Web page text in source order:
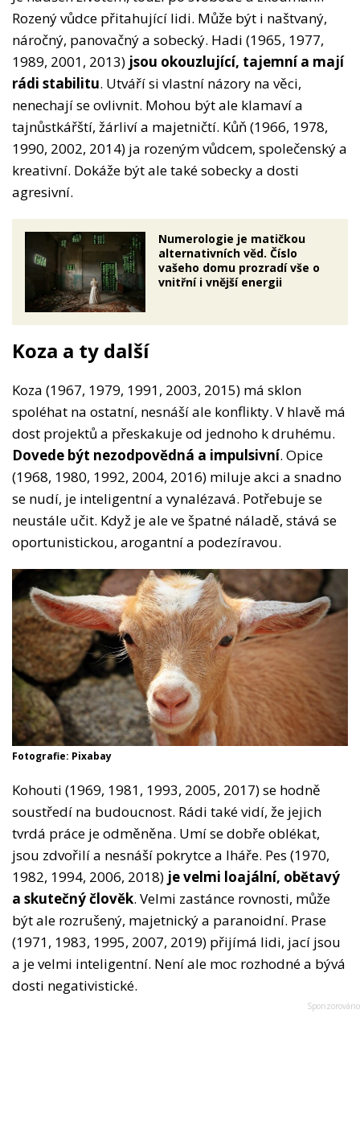
Rozený vůdce přitahující lidi. Může být i naštvaný,
náročný, panovačný a sobecký. Hadi (1965, 1977,
1989, 2001, 2013) jsou okouzlující, tajemní a mají
rádi stabilitu. Utváří si vlastní názory na věci,
nenechají se ovlivnit. Mohou být ale klamaví a
tajnůstkářští, žárliví a majetničtí. Kůň (1966, 1978,
1990, 2002, 2014) ja rozeným vůdcem, společenský a
kreativní. Dokáže být ale také sobecky a dosti
agresivní.
Numerologie je matičkou
alternativních věd. Číslo
vašeho domu prozradí vše o
vnitřní i vnější energii
Koza a ty další
Koza (1967, 1979, 1991, 2003, 2015) má sklon
spoléhat na ostatní, nesnáší ale konflikty. V hlavě má
dost projektů a přeskakuje od jednoho k druhému.
Dovede být nezodpovědná a impulsivní. Opice
(1968, 1980, 1992, 2004, 2016) miluje akci a snadno
se nudí, je inteligentní a vynalézavá. Potřebuje se
neustále učit. Když je ale ve špatné náladě, stává se
oportunistickou, arogantní a podezíravou.
Fotografie: Pixabay
Kohouti (1969, 1981, 1993, 2005, 2017) se hodně
soustředí na budoucnost. Rádi také vidí, že jejich
tvrdá práce je odměněna. Umí se dobře oblékat,
jsou zdvořilí a nesnáší pokrytce a lháře. Pes (1970,
1982, 1994, 2006, 2018) je velmi loajální, obětavý
a skutečný člověk. Velmi zastánce rovnosti, může
být ale rozrušený, majetnický a paranoidní. Prase
(1971, 1983, 1995, 2007, 2019) přijímá lidi, jací jsou
a je velmi inteligentní. Není ale moc rozhodné a bývá
dosti negativistické.